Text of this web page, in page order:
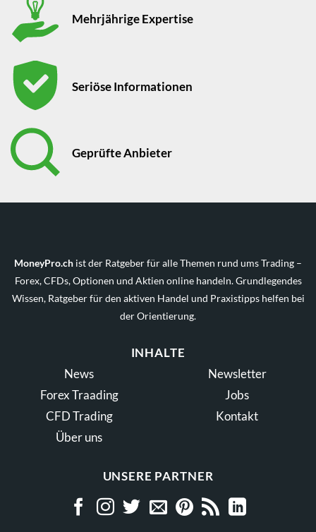
Mehrjährige Expertise
Seriöse Informationen
Geprüfte Anbieter
MoneyPro.ch ist der Ratgeber für alle Themen rund ums Trading –
Forex, CFDs, Optionen und Aktien online handeln. Grundlegendes
Wissen, Ratgeber für den aktiven Handel und Praxistipps helfen bei
der Orientierung.
INHALTE
News
Forex Traading
CFD Trading
Über uns
Newsletter
Jobs
Kontakt
UNSERE PARTNER